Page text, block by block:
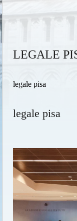
LEGALE
legale pisa
legale pisa